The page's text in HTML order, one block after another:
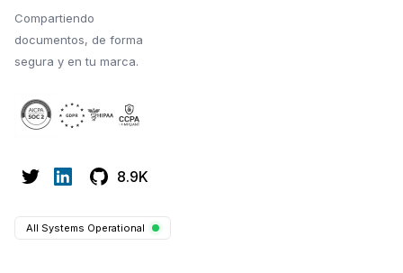
Compartiendo
documentos, de forma
segura y en tu marca.
8.9K
All Systems Operational